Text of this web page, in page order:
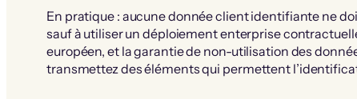
En pratique : aucune donnée client identifiante ne
sauf à utiliser un déploiement enterprise
européen, et la garantie de non-utilisation des
transmettez des éléments qui permettent